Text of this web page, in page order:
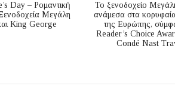
Day – Ρομαντική
Μεγάλη
King George
Το ξενοδοχείο
ανάμεσα στα
της Ευρώπης,
Reader’s Choice
Condé Nast